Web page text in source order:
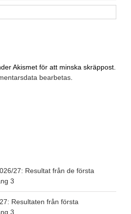
Akismet för att minska skräppost.
bearbetas
27: Resultat från de första
3
Resultaten från första
3